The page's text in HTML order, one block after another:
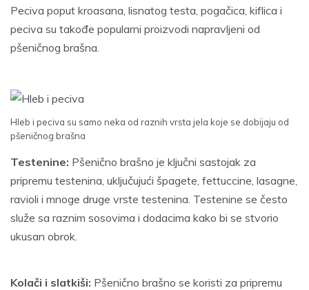
Peciva poput kroasana, lisnatog testa, pogačica, kiflica i
peciva su takođe popularni proizvodi napravljeni od
pšeničnog brašna.
Hleb i peciva su samo neka od raznih vrsta jela koje se dobijaju od
pšeničnog brašna
Testenine: Pšenično brašno je ključni sastojak za
pripremu testenina, uključujući špagete, fettuccine, lasagne,
ravioli i mnoge druge vrste testenina. Testenine se često
služe sa raznim sosovima i dodacima kako bi se stvorio
ukusan obrok.
Kolači i slatkiši: Pšenično brašno se koristi za pripremu